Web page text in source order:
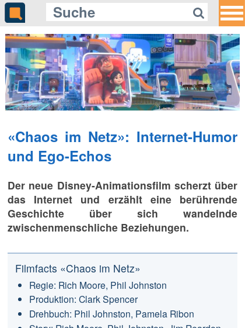
«Chaos im Netz»: Internet-Humor
und Ego-Echos
Der neue Disney-Animationsfilm scherzt über
das Internet und erzählt eine berührende
Geschichte über sich wandelnde
zwischenmenschliche Beziehungen.
Filmfacts «Chaos im Netz»
Regie: Rich Moore, Phil Johnston
Produktion: Clark Spencer
Drehbuch: Phil Johnston, Pamela Ribon